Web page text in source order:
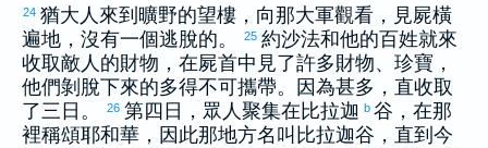
24 猶大 人來到曠野的望樓，向那大軍觀看，見屍橫
遍地，沒有一個逃脫的。
25 約沙法和他的百姓就來
收取敵人的財物，在屍首中見了許多財物、珍寶，
他們剝脫下來的多得不可攜帶。因為甚多，直收取
了三日。
26 第四日，眾人聚集在 比拉迦 b 谷，在那
裡稱頌耶和華，因此那地方名叫 比拉迦谷，直到今